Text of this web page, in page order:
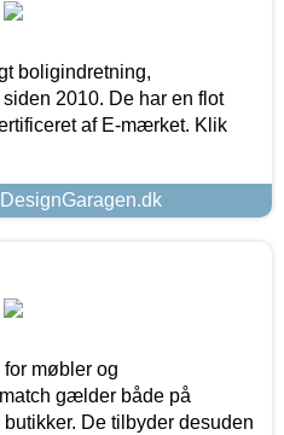
boligindretning,
2010. De har en flot
af E-mærket. Klik
møbler og
gælder både på
De tilbyder desuden